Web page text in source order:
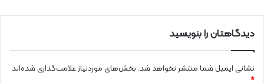
دیدگاهتان را بنویسید
نشانی ایمیل شما منتشر نخواهد شد. بخش‌های موردنیاز علامت‌گذاری شده‌اند